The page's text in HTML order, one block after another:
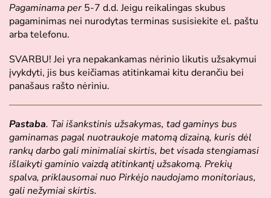
Pagaminama per 5-7 d.d. Jeigu reikalingas skubus
pagaminimas nei nurodytas terminas susisiekite el. paštu
arba telefonu.
SVARBU! Jei yra nepakankamas nėrinio likutis užsakymui
įvykdyti, jis bus keičiamas atitinkamai kitu derančiu bei
panašaus rašto nėriniu.
Pastaba. Tai išankstinis užsakymas, tad gaminys bus
gaminamas pagal nuotraukoje matomą dizainą, kuris dėl
rankų darbo gali minimaliai skirtis, bet visada stengiamasi
išlaikyti gaminio vaizdą atitinkantį užsakomą. Prekių
spalva, priklausomai nuo Pirkėjo naudojamo monitoriaus,
gali nežymiai skirtis.